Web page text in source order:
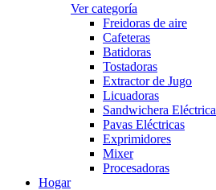
Ver categoría
Freidoras de aire
Cafeteras
Batidoras
Tostadoras
Extractor de Jugo
Licuadoras
Sandwichera Eléctrica
Pavas Eléctricas
Exprimidores
Mixer
Procesadoras
Hogar